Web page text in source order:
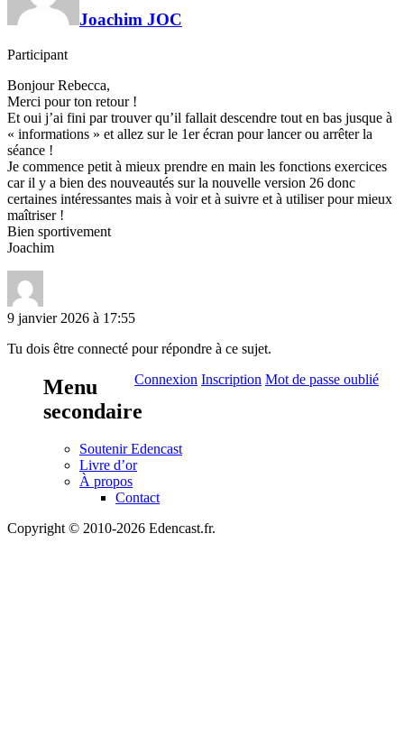
Joachim JOC
Participant
Bonjour Rebecca,
Merci pour ton retour !
Et oui j’ai fini par trouver qu’il fallait descendre tout en bas jusque à
« informations » et allez sur le 1er écran pour lancer ou arrêter la
séance !
Je commence petit à mieux prendre en main les fonctions exercices
car il y a bien des nouveautés sur la nouvelle version 26 donc
certaines intéressantes mais à voir et à suivre et à utiliser pour mieux
maîtriser !
Bien sportivement
Joachim
9 janvier 2026 à 17:55
Tu dois être connecté pour répondre à ce sujet.
Connexion Inscription Mot de passe oublié
Menu
secondaire
Soutenir Edencast
Livre d’or
À propos
Contact
Copyright © 2010-2026 Edencast.fr.